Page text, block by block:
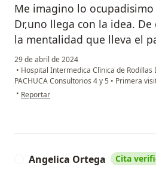
Me imagino lo
Dr,uno llega con la idea.
la mentalidad que lleva el
29 de abril de 2024
• Hospital Intermedica Clìnica de Rodillas
PACHUCA Consultorios 4 y 5 • Primera
• en opinión del usuario LA
Reportar
Angelica Ortega Cita